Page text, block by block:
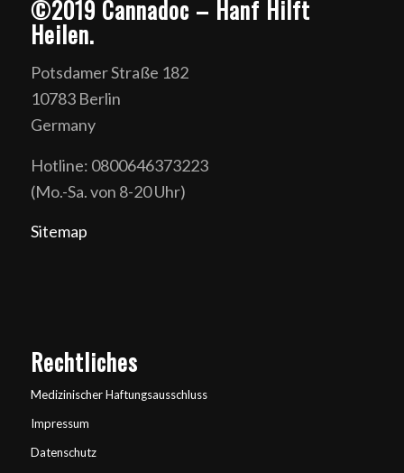
©2019 Cannadoc – Hanf Hilft
Heilen.
Potsdamer Straße 182
10783 Berlin
Germany
Hotline: 0800646373223
(Mo.-Sa. von 8-20 Uhr)
Sitemap
Rechtliches
Medizinischer Haftungsausschluss
Impressum
Datenschutz